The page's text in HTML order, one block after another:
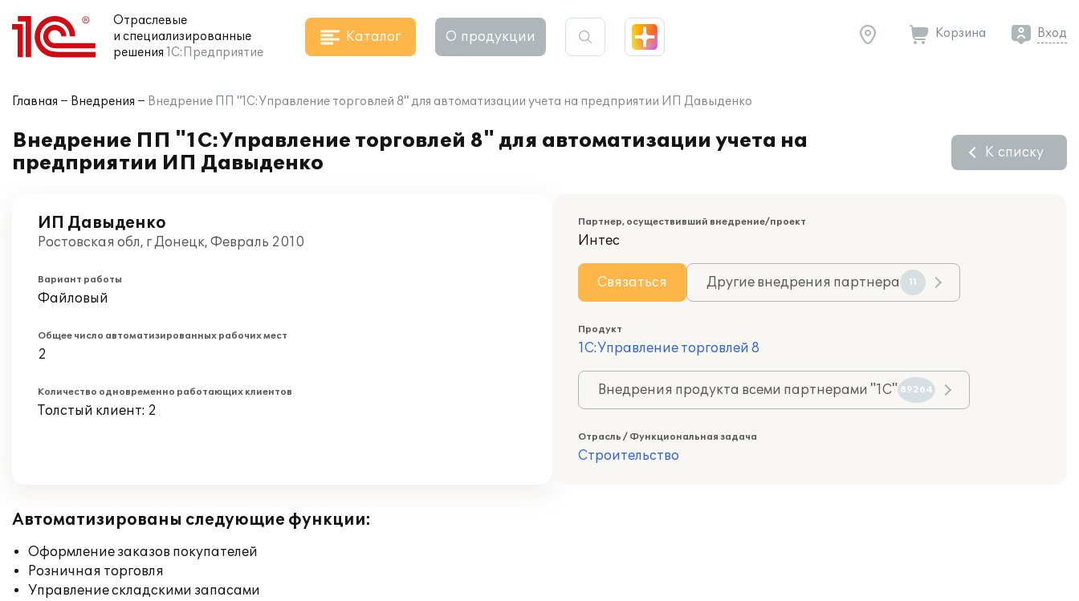
Отраслевые
и специализированные
решения 1С:Предприятие
Каталог О продукции Корзина Вход
Главная Внедрения Внедрение ПП "1С:Управление торговлей 8" для автоматизации учета на предприятии ИП Давыденко
Внедрение ПП "1С:Управление торговлей 8" для автоматизации учета на
предприятии ИП Давыденко
К списку
ИП Давыденко
Ростовская обл, г Донецк, Февраль 2010
Вариант работы
Файловый
Общее число автоматизированных рабочих мест
2
Количество одновременно работающих клиентов
Толстый клиент: 2
Партнер, осуществивший внедрение/проект
Интес
Связаться Другие внедрения партнера 11
Продукт
1С:Управление торговлей 8
Внедрения продукта всеми партнерами "1С" 89264
Отрасль / Функциональная задача
Строительство
Автоматизированы следующие функции:
Оформление заказов покупателей
Розничная торговля
Управление складскими запасами